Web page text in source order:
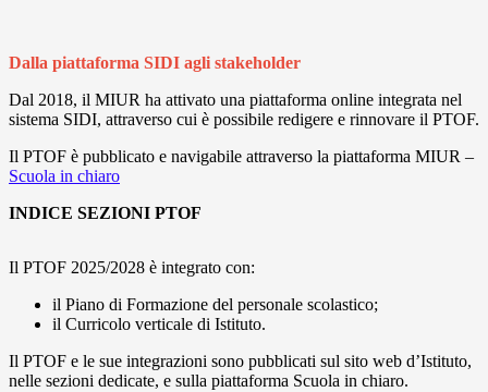
Dalla piattaforma SIDI agli stakeholder
Dal 2018, il MIUR ha attivato una piattaforma online integrata nel
sistema SIDI, attraverso cui è possibile redigere e rinnovare il PTOF.
Il PTOF è pubblicato e navigabile attraverso la piattaforma MIUR –
Scuola in chiaro
INDICE SEZIONI PTOF
Il PTOF 2025/2028 è integrato con:
il Piano di Formazione del personale scolastico;
il Curricolo verticale di Istituto.
Il PTOF e le sue integrazioni sono pubblicati sul sito web d’Istituto,
nelle sezioni dedicate, e sulla piattaforma Scuola in chiaro.